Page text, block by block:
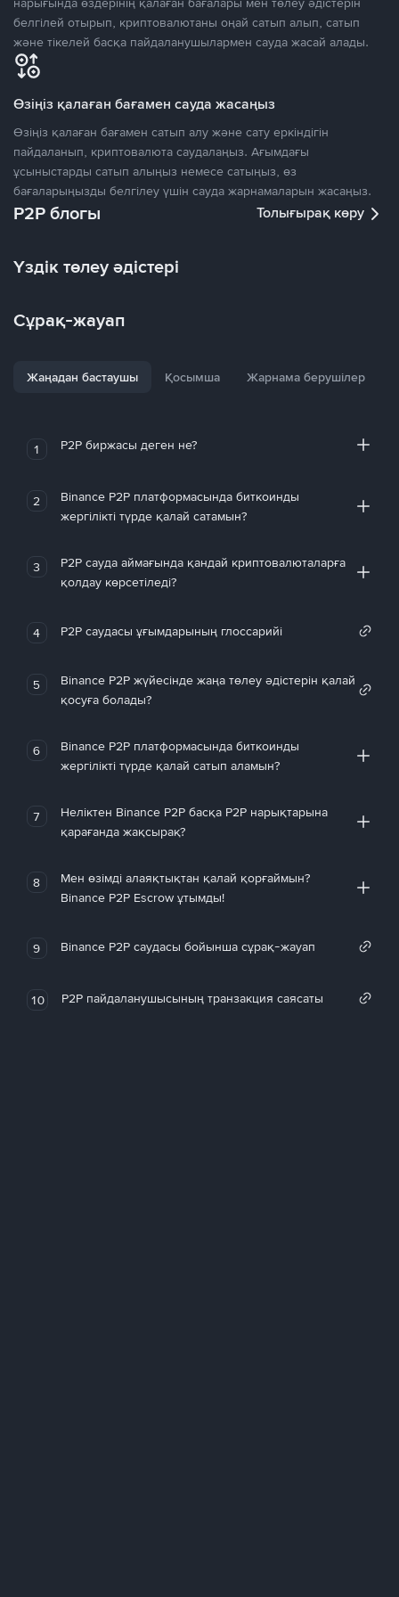
белгілей отырып, криптовалютаны оңай сатып алып, сатып
және тікелей басқа пайдаланушылармен сауда жасай алады.
Өзіңіз қалаған бағамен сауда жасаңыз
Өзіңіз қалаған бағамен сатып алу және сату еркіндігін
пайдаланып, криптовалюта саудалаңыз. Ағымдағы
ұсыныстарды сатып алыңыз немесе сатыңыз, өз
бағаларыңызды белгілеу үшін сауда жарнамаларын жасаңыз.
P2P блогы Толығырақ көру
Үздік төлеу әдістері
Сұрақ-жауап
Жаңадан бастаушы Қосымша Жарнама берушілер
1 P2P биржасы деген не?
2
Binance P2P платформасында биткоинды
жергілікті түрде қалай сатамын?
3
P2P сауда аймағында қандай криптовалюталарға
қолдау көрсетіледі?
4 P2P саудасы ұғымдарының глоссарийі
5
Binance P2P жүйесінде жаңа төлеу әдістерін қалай
қосуға болады?
6
Binance P2P платформасында биткоинды
жергілікті түрде қалай сатып аламын?
7
Неліктен Binance P2P басқа P2P нарықтарына
қарағанда жақсырақ?
8
Мен өзімді алаяқтықтан қалай қорғаймын?
Binance P2P Escrow ұтымды!
9 Binance P2P саудасы бойынша сұрақ-жауап
10 P2P пайдаланушысының транзакция саясаты